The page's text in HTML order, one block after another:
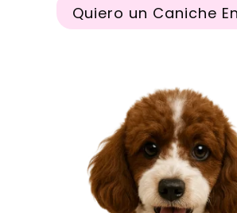
Quiero un Caniche